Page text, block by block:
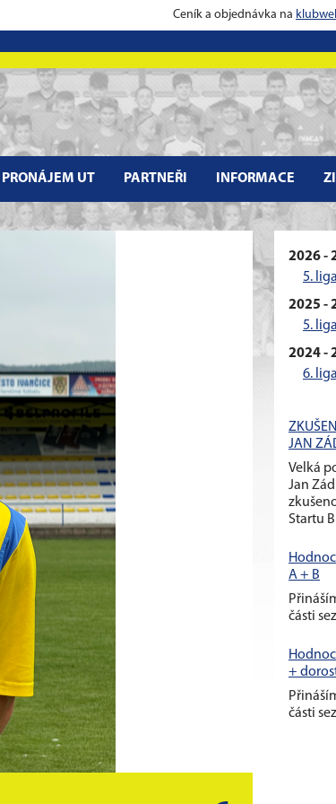
Ceník a objednávka na
PRONÁJEM UT PARTNEŘI INFORMACE
2026 -
5.
2025 -
5.
2024 -
6.
JAN
Velká
Jan
Startu
A + B
části
+
části